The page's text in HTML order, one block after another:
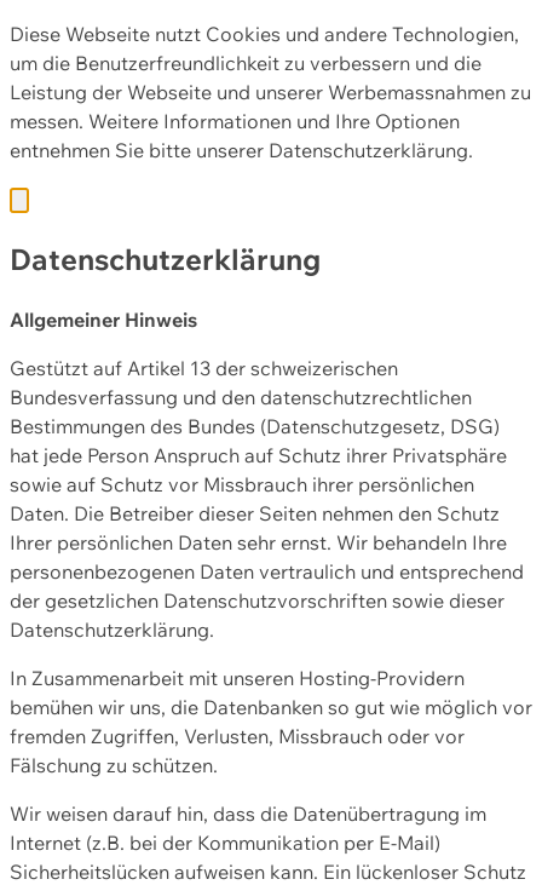
Diese Webseite nutzt Cookies und andere Technologien,
um die Benutzerfreundlichkeit zu verbessern und die
Leistung der Webseite und unserer Werbemassnahmen zu
messen. Weitere Informationen und Ihre Optionen
entnehmen Sie bitte unserer Datenschutzerklärung.
Datenschutzerklärung
Allgemeiner Hinweis
Gestützt auf Artikel 13 der schweizerischen
Bundesverfassung und den datenschutzrechtlichen
Bestimmungen des Bundes (Datenschutzgesetz, DSG)
hat jede Person Anspruch auf Schutz ihrer Privatsphäre
sowie auf Schutz vor Missbrauch ihrer persönlichen
Daten. Die Betreiber dieser Seiten nehmen den Schutz
Ihrer persönlichen Daten sehr ernst. Wir behandeln Ihre
personenbezogenen Daten vertraulich und entsprechend
der gesetzlichen Datenschutzvorschriften sowie dieser
Datenschutzerklärung.
In Zusammenarbeit mit unseren Hosting-Providern
bemühen wir uns, die Datenbanken so gut wie möglich vor
fremden Zugriffen, Verlusten, Missbrauch oder vor
Fälschung zu schützen.
Wir weisen darauf hin, dass die Datenübertragung im
Internet (z.B. bei der Kommunikation per E-Mail)
Sicherheitslücken aufweisen kann. Ein lückenloser Schutz